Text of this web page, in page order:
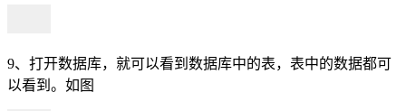
9、打开数据库，就可以看到数据库中的表，表中的数据都可
以看到。如图